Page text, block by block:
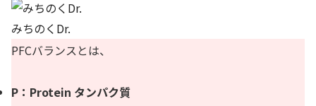
みちのくDr.
PFCバランスとは、
P：Protein タンパク質